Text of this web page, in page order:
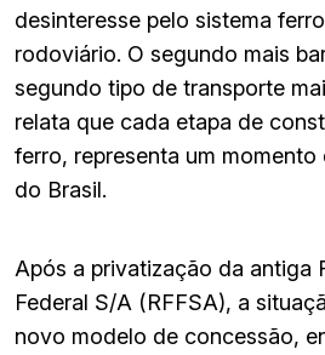
desinteresse pelo sistema
rodoviário. O segundo mais
segundo tipo de transporte
relata que cada etapa de
ferro, representa um
do Brasil.
Após a privatização da antiga
Federal S/A (RFFSA), a
novo modelo de concessão,